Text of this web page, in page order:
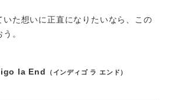
た想いに正直になりたいなら、この
。
la End （インディゴ ラ エンド）